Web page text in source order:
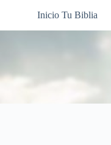
Inicio Tu Biblia